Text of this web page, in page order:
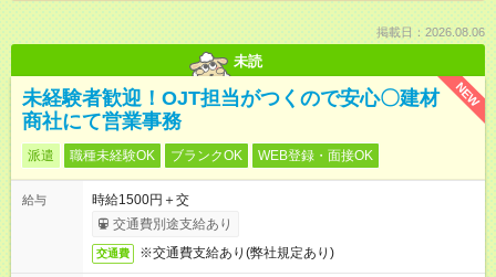
掲載日：2026.08.06
未読
NEW
未経験者歓迎！OJT担当がつくので安心〇建材
商社にて営業事務
派遣 職種未経験OK ブランクOK WEB登録・面接OK
給与
時給1500円＋交
交通費別途支給あり
交通費 ※交通費支給あり(弊社規定あり)